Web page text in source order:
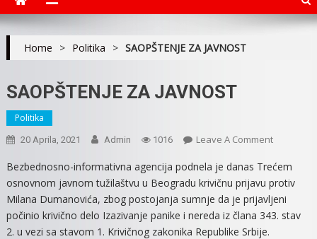
Home > Politika > SAOPŠTENJE ZA JAVNOST
SAOPŠTENJE ZA JAVNOST
Politika
20 Aprila, 2021 Admin 1016 Leave A CommentOn
ZA
JAVNOST
Bezbednosno-informativna agencija podnela je danas Trećem
osnovnom javnom tužilaštvu u Beogradu krivičnu prijavu protiv
Milana Dumanovića, zbog postojanja sumnje da je prijavljeni
počinio krivično delo Izazivanje panike i nereda iz člana 343. stav
2. u vezi sa stavom 1. Krivičnog zakonika Republike Srbije.